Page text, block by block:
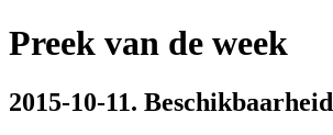
Preek van de week
2015-10-11. Beschikbaarheid